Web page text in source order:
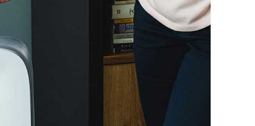
Как выбрать увлажнитель
воздуха для квартиры